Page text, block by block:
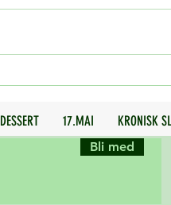
DESSERT 17.MAI KRONISK
Bli med